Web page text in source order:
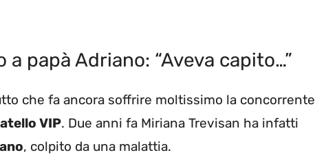
a papà Adriano: “Aveva capito…”
che fa ancora soffrire moltissimo la concorrente
VIP. Due anni fa Miriana Trevisan ha infatti
, colpito da una malattia.